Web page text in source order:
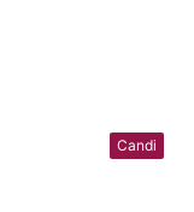
Candi